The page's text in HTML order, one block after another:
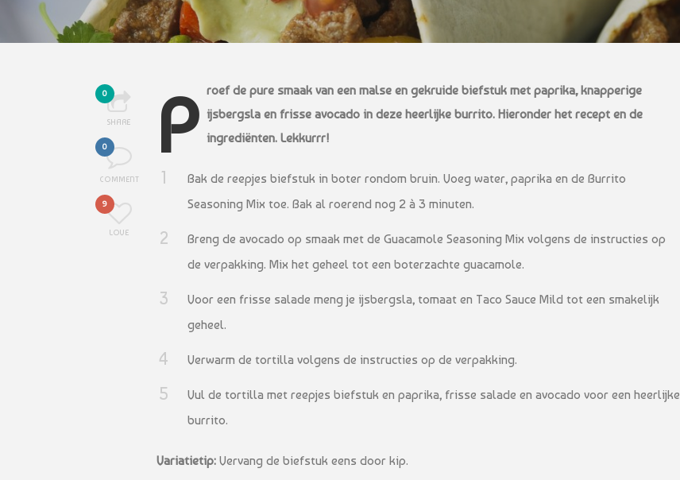
0
SHARE
0
COMMENT
9
LOVE
Proef de pure smaak van een malse en gekruide biefstuk met paprika, knapperige ijsbergsla en frisse avocado in deze heerlijke burrito. Hieronder het recept en de
ingrediënten. Lekkurrr!
Bak de reepjes biefstuk in boter rondom bruin. Voeg water, paprika en de Burrito
Seasoning Mix toe. Bak al roerend nog 2 à 3 minuten.
Breng de avocado op smaak met de Guacamole Seasoning Mix volgens de instructies op
de verpakking. Mix het geheel tot een boterzachte guacamole.
Voor een frisse salade meng je ijsbergsla, tomaat en Taco Sauce Mild tot een smakelijk
geheel.
Verwarm de tortilla volgens de instructies op de verpakking.
Vul de tortilla met reepjes biefstuk en paprika, frisse salade en avocado voor een heerlijke
burrito.
Variatietip: Vervang de biefstuk eens door kip.